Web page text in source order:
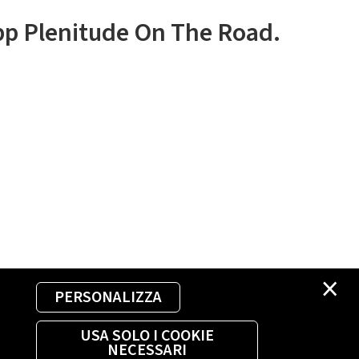
×
PERSONALIZZA
USA SOLO I COOKIE
NECESSARI
Plenitude On The Road.